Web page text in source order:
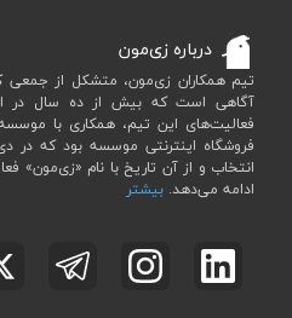
درباره زی‌مون
تیم همکاران زی‌مون، متشکل از
آگاهی است که بیش از ده سال در
فعالیت‌های این تیم، همکاری با
انتخاب و از آن تاریخ با نام «زی‌مون»
ادامه می‌دهد. بیشتر